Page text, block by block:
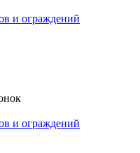
и ограждений
и ограждений